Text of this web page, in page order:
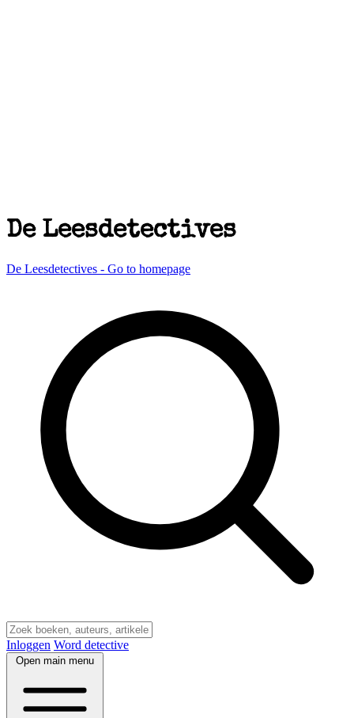
De Leesdetectives
De Leesdetectives - Go to homepage
Inloggen Word detective
Open main menu